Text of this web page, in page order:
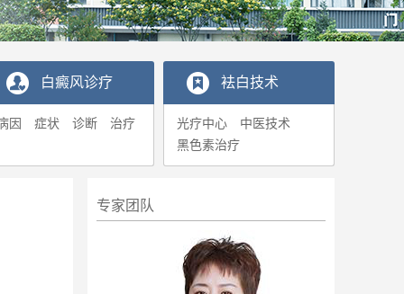
白癜风诊疗
因 症状 诊断 治疗
袪白技术
光疗中心
中医技术
黑色素治疗
专家团队